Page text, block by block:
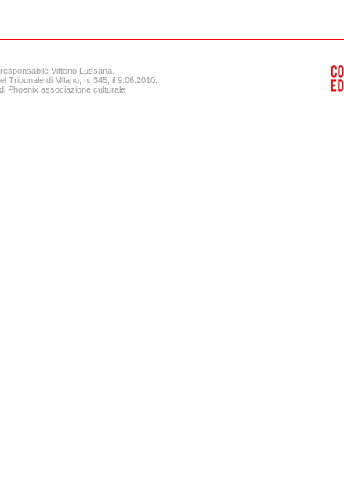
Vittorio Lussana.
Tribunale di Milano, n. 345, il 9.06.2010.
Phoenix associazione culturale